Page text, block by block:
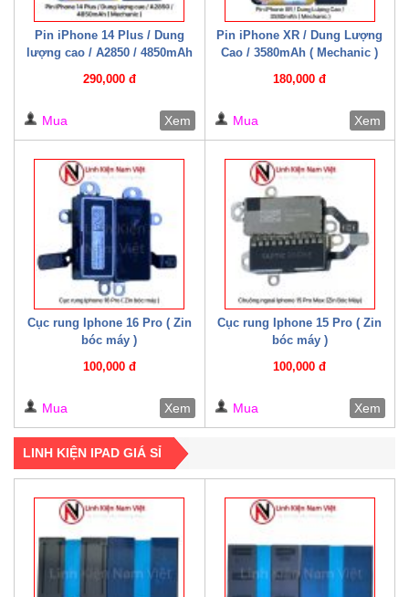
Pin iPhone 14 Plus / Dung
lượng cao / A2850 / 4850mAh
290,000 đ
Mua Xem
Pin iPhone XR / Dung Lượng
Cao / 3580mAh ( Mechanic )
180,000 đ
Mua Xem
Cục rung Iphone 16 Pro ( Zin
bóc máy )
100,000 đ
Mua Xem
Cục rung Iphone 15 Pro ( Zin
bóc máy )
100,000 đ
Mua Xem
LINH KIỆN IPAD GIÁ SỈ